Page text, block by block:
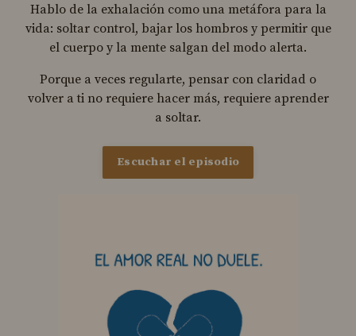
Hablo de la exhalación como una metáfora para la
vida: soltar control, bajar los hombros y permitir que
el cuerpo y la mente salgan del modo alerta.
Porque a veces regularte, pensar con claridad o
volver a ti no requiere hacer más, requiere aprender
a soltar.
Escuchar el episodio